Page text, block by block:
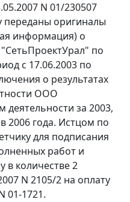
N 01/230507
переданы оригиналы
информация) о
по
с 17.06.2003 по
о результатах
ООО
деятельности за 2003,
2006 года. Истцом по
для подписания
работ и
в количестве 2
N 2105/2 на оплату
01-1721.